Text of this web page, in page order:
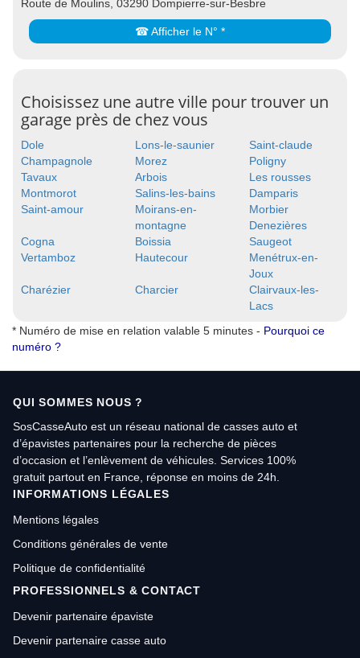
Route de Moulins, 03290 Dompierre-sur-Besbre
☎ Afficher le N° *
Choisissez une autre ville pour trouver un
garage près de chez vous
Dole Lons-le-saunier
Saint-claude
Champagnole
Morez
Poligny
Tavaux
Arbois
Les rousses
Montmorot
Salins-les-bains
Damparis
Saint-amour
Moirans-en-
montagne
Morbier
Denezières
Cogna
Boissia
Saugeot
Vertamboz
Hautecour
Menétrux-en-
Joux
Charézier
Charcier
Clairvaux-les-
Lacs
* Numéro de mise en relation valable 5 minutes - Pourquoi ce
numéro ?
QUI SOMMES NOUS ?
SosCasseAuto est un réseau national de casses auto et
d’épavistes partenaires pour la recherche de pièces
d’occasion et l’enlèvement de véhicules. Services 100%
gratuit partout en France, réponse en moins de 24h.
INFORMATIONS LÉGALES
Mentions légales
Conditions générales de vente
Politique de confidentialité
PROFESSIONNELS & CONTACT
Devenir partenaire épaviste
Devenir partenaire casse auto